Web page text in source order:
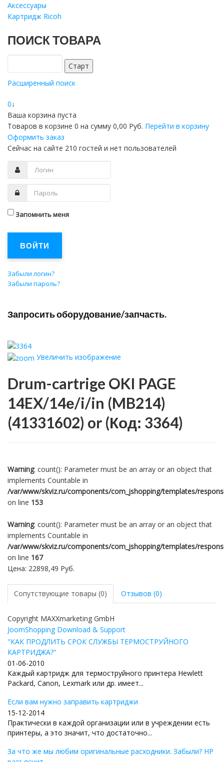
Аксессуары
Картридж Ricoh
ПОИСК ТОВАРА
Расширенный поиск
0↓
Ваша корзина пуста
Товаров в корзине 0 на сумму 0,00 Руб. Перейти в корзину
Оформить заказ
Сейчас на сайте 210 гостей и нет пользователей
Запомнить меня
ВОЙТИ
Забыли логин?
Забыли пароль?
Запросить оборудование/запчасть.
Увеличить изображение
Drum-cartrige OKI PAGE
14EX/14е/i/in (MB214)
(41331602) or (Код: 3364)
Warning: count(): Parameter must be an array or an object that
implements Countable in
/var/www/skviz.ru/components/com_jshopping/templates/
on line 153
Warning: count(): Parameter must be an array or an object that
implements Countable in
/var/www/skviz.ru/components/com_jshopping/templates/
on line 167
Цена: 22898,49 Руб.
Сопутствующие товары (0) Отзывов (0)
Copyright MAXXmarketing GmbH
JoomShopping Download & Support
"КАК ПРОДЛИТЬ СРОК СЛУЖБЫ ТЕРМОСТРУЙНОГО
КАРТРИДЖА?"
01-06-2010
Каждый картридж для термоструйного принтера Hewlett
Packard, Canon, Lexmark или др. имеет...
Если вам нужно заправить картриджи
15-12-2014
Практически в каждой организации или в учреждении есть
принтеры, а это значит, что достаточно...
За что же мы любим оригинальные расходники. Забыли? HP